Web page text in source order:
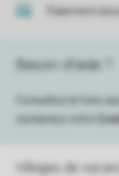
Paiement
Villages de
Besoin d’aide ?
Consultez la foire aux
contactez notre